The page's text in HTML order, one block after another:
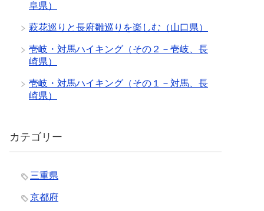
阜県）
萩花巡りと長府雛巡りを楽しむ（山口県）
壱岐・対馬ハイキング（その２－壱岐、長
崎県）
壱岐・対馬ハイキング（その１－対馬、長
崎県）
カテゴリー
三重県
京都府